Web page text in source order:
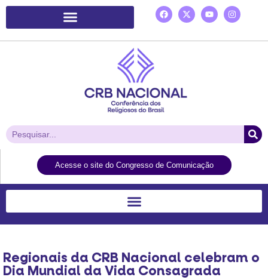
Acesse o site do Congresso de Comunicação
Regionais da CRB Nacional celebram o
Dia Mundial da Vida Consagrada